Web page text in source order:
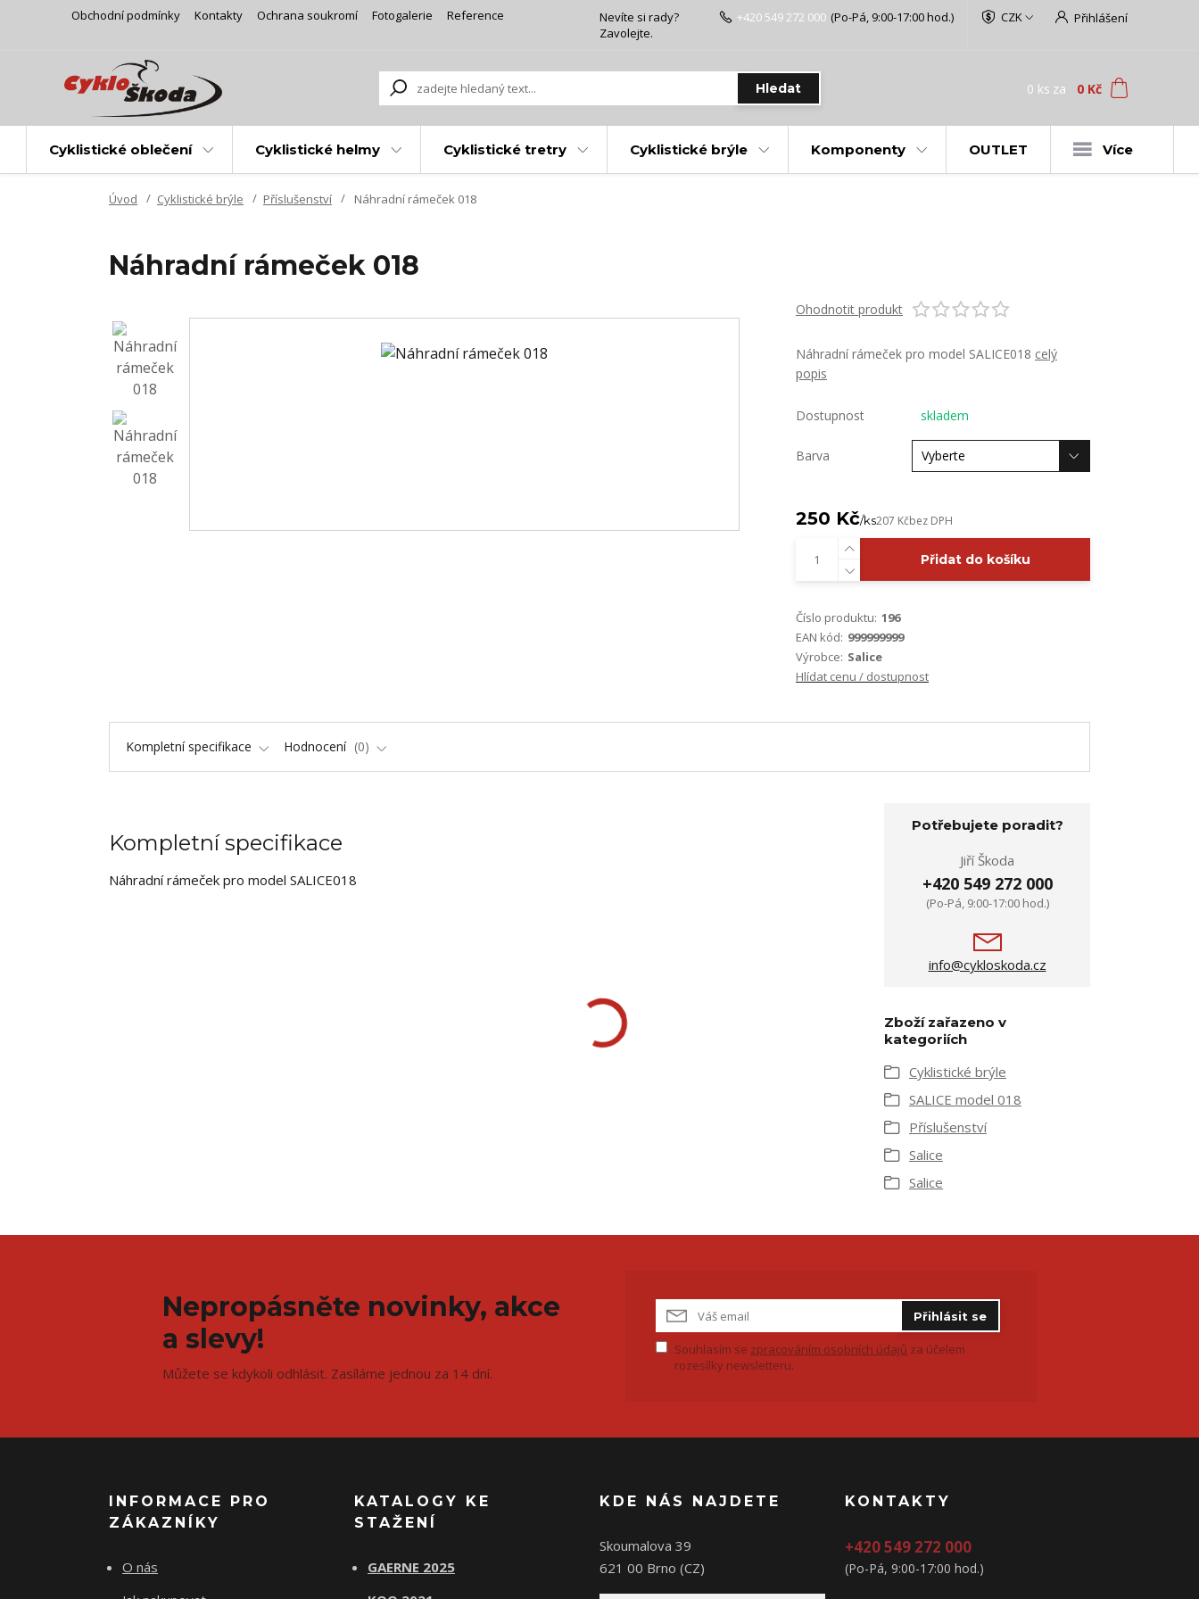
Obchodní podmínky Kontakty Ochrana soukromí Fotogalerie Reference CZK Přihlášení
Hledat
Nevíte si rady?
Zavolejte.
+420 549 272 000 (Po-Pá, 9:00-17:00 hod.)
0 ks za 0 Kč
Cyklistické oblečení Cyklistické helmy Cyklistické tretry Cyklistické brýle Komponenty OUTLET Více
Úvod Cyklistické brýle Příslušenství Náhradní rámeček 018
Náhradní rámeček 018
Ohodnotit produkt
Náhradní rámeček pro model SALICE018 celý
popis
Dostupnost skladem
Barva
250 Kč/ks207 Kčbez DPH
Přidat do košíku
Číslo produktu: 196
EAN kód: 999999999
Výrobce: Salice
Hlídat cenu / dostupnost
Kompletní specifikace Hodnocení 0
Kompletní specifikace
Náhradní rámeček pro model SALICE018
Potřebujete poradit?
Jiří Škoda
+420 549 272 000
(Po-Pá, 9:00-17:00 hod.)
info@cykloskoda.cz
Zboží zařazeno v
kategoriích
Cyklistické brýle
SALICE model 018
Příslušenství
Salice
Salice
Nepropásněte novinky, akce
a slevy!
Můžete se kdykoli odhlásit. Zasíláme jednou za 14 dní.
Přihlásit se
Souhlasím se zpracováním osobních údajů za účelem
rozesílky newsletteru.
INFORMACE PRO
ZÁKAZNÍKY
O nás
KATALOGY KE
STAŽENÍ
GAERNE 2025
KDE NÁS NAJDETE
Skoumalova 39
621 00 Brno (CZ)
KONTAKTY
+420 549 272 000
(Po-Pá, 9:00-17:00 hod.)